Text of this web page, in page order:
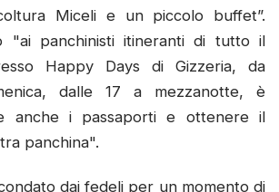
Miceli e un piccolo buffet”.
"ai panchinisti itineranti di tutto il
Happy Days di Gizzeria, da
dalle 17 a mezzanotte, è
anche i passaporti e ottenere il
panchina".
dai fedeli per un momento di